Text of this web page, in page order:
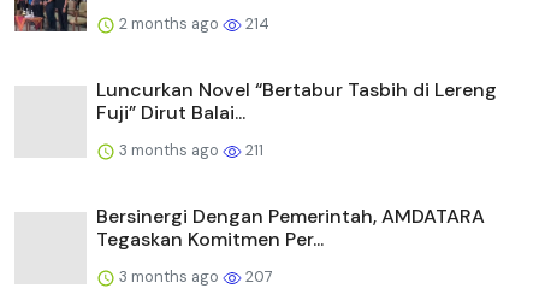
2 months ago 214
Luncurkan Novel “Bertabur Tasbih di Lereng
Fuji” Dirut Balai...
3 months ago 211
Bersinergi Dengan Pemerintah, AMDATARA
Tegaskan Komitmen Per...
3 months ago 207